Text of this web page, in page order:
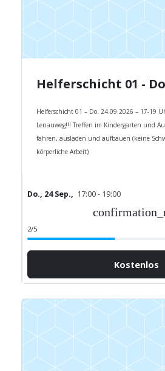
Helferschicht 01 – Do. 24.09.2026 – 17-19
Lenauweg!!! Treffen im Kindergarten und
fahren, ausladen und aufbauen (keine
körperliche Arbeit)
Do., 24 Sep., 17:00 - 19:00
2/5
Kostenlos